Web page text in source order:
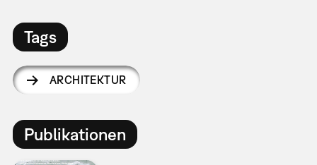
Tags
ARCHITEKTUR
Publikationen